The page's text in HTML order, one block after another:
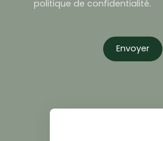
politique de confidentialité.
Envoyer